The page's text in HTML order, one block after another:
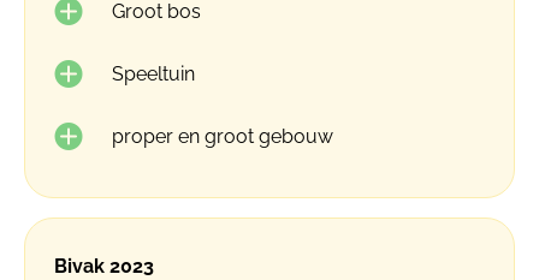
Groot bos
Speeltuin
proper en groot gebouw
Bivak 2023